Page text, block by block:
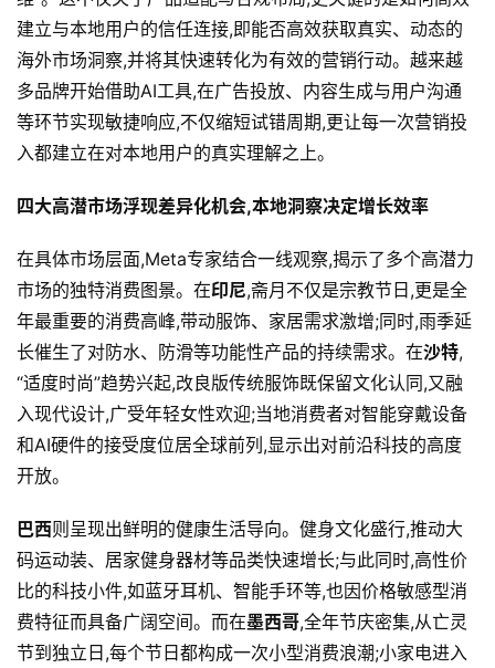
建立与本地用户的信任连接,即能否高效获取真实、动态的
海外市场洞察,并将其快速转化为有效的营销行动。越来越
多品牌开始借助AI工具,在广告投放、内容生成与用户沟通
等环节实现敏捷响应,不仅缩短试错周期,更让每一次营销投
入都建立在对本地用户的真实理解之上。
四大高潜市场浮现差异化机会,本地洞察决定增长效率
在具体市场层面,Meta专家结合一线观察,揭示了多个高潜力
市场的独特消费图景。在印尼,斋月不仅是宗教节日,更是全
年最重要的消费高峰,带动服饰、家居需求激增;同时,雨季延
长催生了对防水、防滑等功能性产品的持续需求。在沙特,
“适度时尚”趋势兴起,改良版传统服饰既保留文化认同,又融
入现代设计,广受年轻女性欢迎;当地消费者对智能穿戴设备
和AI硬件的接受度位居全球前列,显示出对前沿科技的高度
开放。
巴西则呈现出鲜明的健康生活导向。健身文化盛行,推动大
码运动装、居家健身器材等品类快速增长;与此同时,高性价
比的科技小件,如蓝牙耳机、智能手环等,也因价格敏感型消
费特征而具备广阔空间。而在墨西哥,全年节庆密集,从亡灵
节到独立日,每个节日都构成一次小型消费浪潮;小家电进入